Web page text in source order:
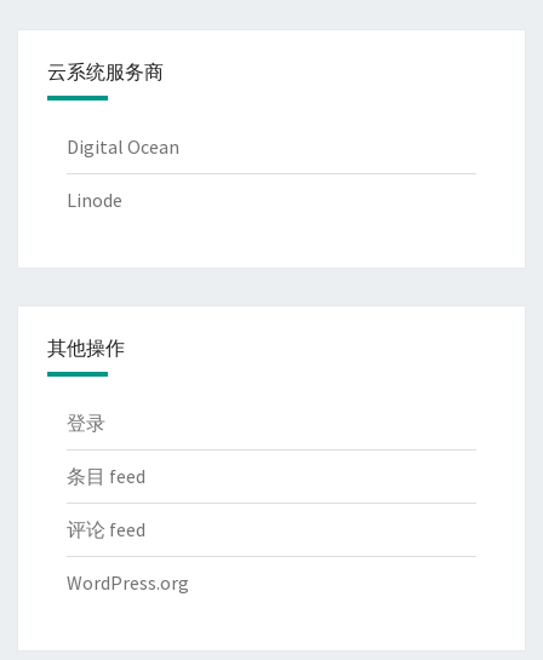
云系统服务商
Digital Ocean
Linode
其他操作
登录
条目 feed
评论 feed
WordPress.org